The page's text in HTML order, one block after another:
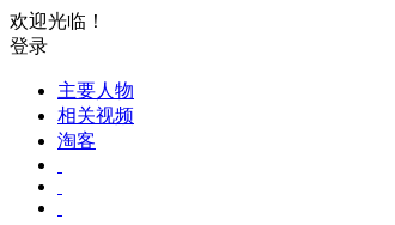
欢迎光临！
登录
主要人物
相关视频
淘客